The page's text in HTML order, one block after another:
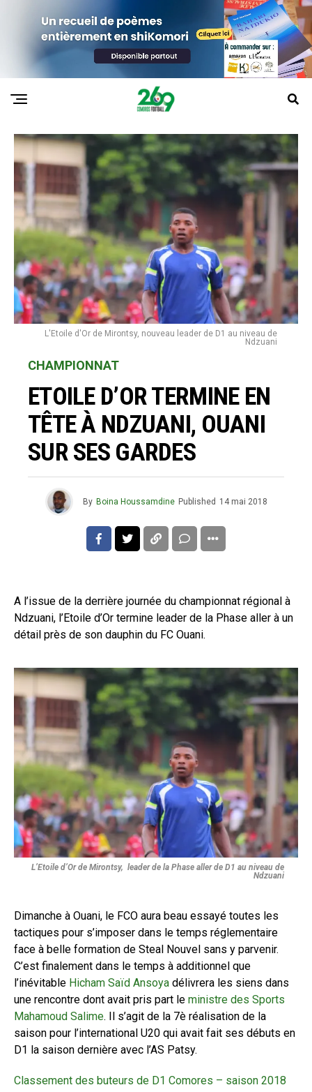
L'Etoile d'Or de Mirontsy, nouveau leader de D1 au niveau de
Ndzuani
CHAMPIONNAT
ETOILE D’OR TERMINE EN
TÊTE À NDZUANI, OUANI
SUR SES GARDES
By Boina Houssamdine Published 14 mai 2018
A l’issue de la derrière journée du championnat régional à
Ndzuani, l’Etoile d’Or termine leader de la Phase aller à un
détail près de son dauphin du FC Ouani.
L’Etoile d’Or de Mirontsy, leader de la Phase aller de D1 au niveau de
Ndzuani
Dimanche à Ouani, le FCO aura beau essayé toutes les
tactiques pour s’imposer dans le temps réglementaire
face à belle formation de Steal Nouvel sans y parvenir.
C’est finalement dans le temps à additionnel que
l’inévitable Hicham Saïd Ansoya délivrera les siens dans
une rencontre dont avait pris part le ministre des Sports
Mahamoud Salime. Il s’agit de la 7è réalisation de la
saison pour l’international U20 qui avait fait ses débuts en
D1 la saison dernière avec l’AS Patsy.
Classement des buteurs de D1 Comores – saison 2018